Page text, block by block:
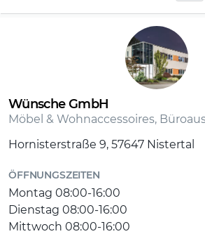
Funktionen: Sitztiefen-, Sitzneige-
weich)
Rollen: weiche Doppelrollen für
Wünsche GmbH
Möbel & Wohnaccessoires,
Hornisterstraße 9, 57647 Nistertal
ÖFFNUNGSZEITEN
Montag 08:00-16:00
Dienstag 08:00-16:00
Mittwoch 08:00-16:00